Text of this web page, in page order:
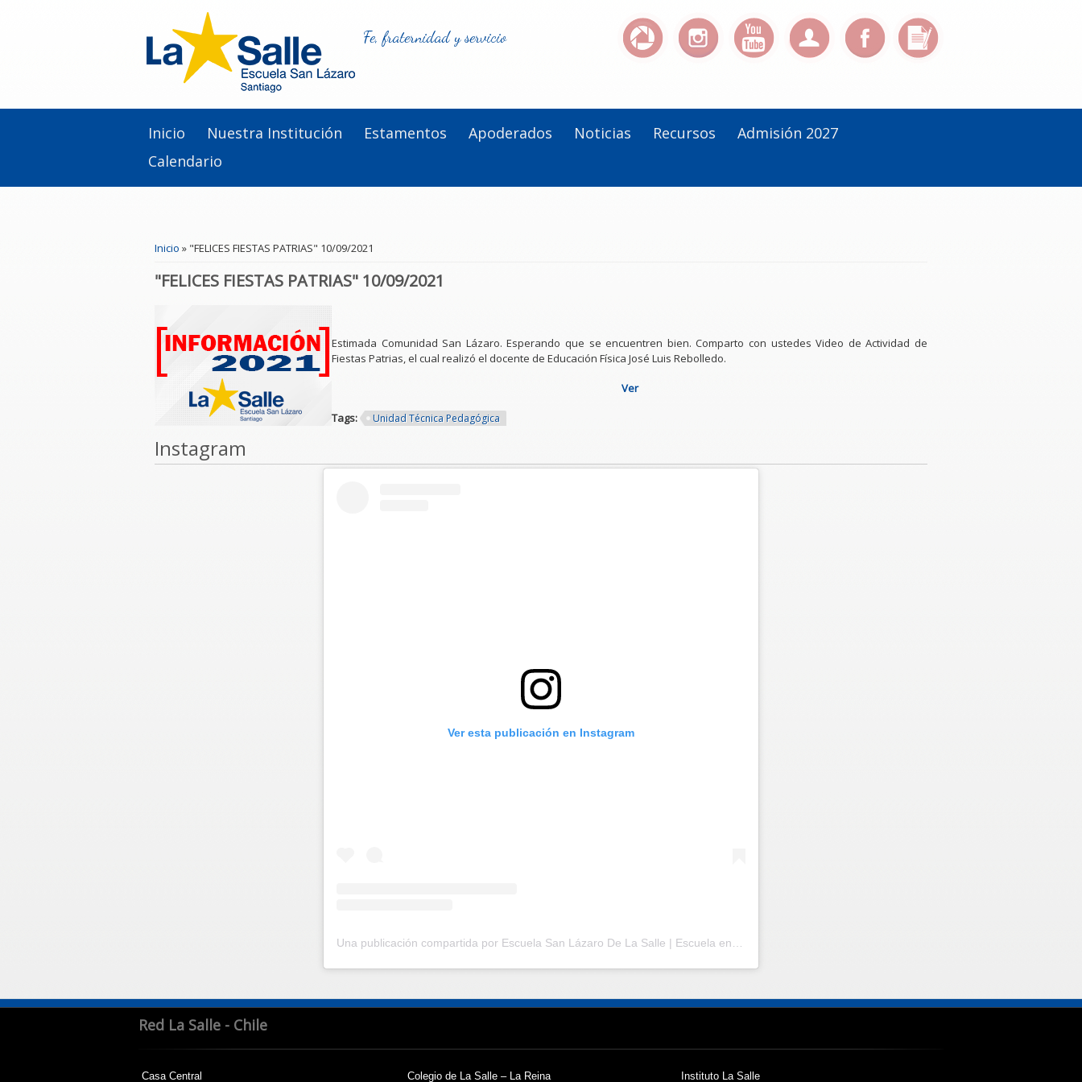
Fe, fraternidad y servicio
Inicio Nuestra Institución Estamentos Apoderados Noticias Recursos
Admisión 2027
Calendario
Inicio » "FELICES FIESTAS PATRIAS" 10/09/2021
"FELICES FIESTAS PATRIAS" 10/09/2021
Estimada Comunidad San Lázaro. Esperando que se encuentren bien. Comparto con ustedes Video de Actividad de
Fiestas Patrias, el cual realizó el docente de Educación Física José Luis Rebolledo.
Ver
Tags: Unidad Técnica Pedagógica
Instagram
Ver esta publicación en Instagram
Red La Salle - Chile
Casa Central Colegio de La Salle – La Reina Instituto La Salle